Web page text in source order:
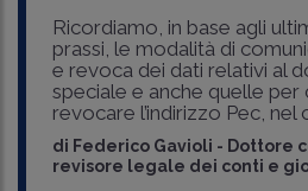
Ricordiamo, in base agli
prassi, le modalità di
e revoca dei dati relativi al
speciale e anche quelle
revocare l’indirizzo Pec, nel
di Federico Gavioli - Dottore
revisore legale dei conti e